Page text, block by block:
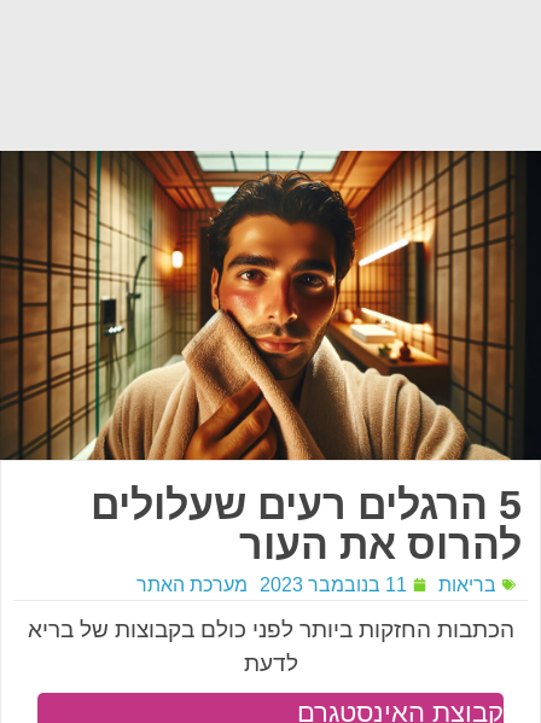
5 הרגלים רעים שעלולים
להרוס את העור
בריאות 11 בנובמבר 2023 מערכת האתר
הכתבות החזקות ביותר לפני כולם בקבוצות של בריא
לדעת
קבוצת האינסטגרם